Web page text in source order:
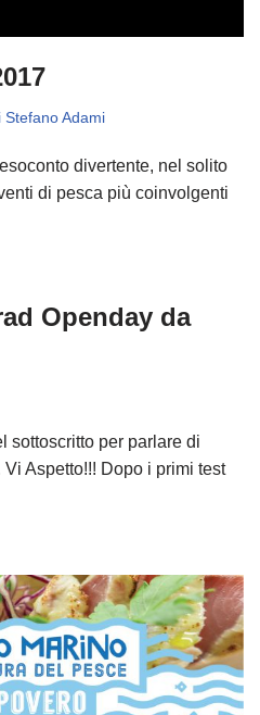
Stefano Adami
divertente, nel solito
di pesca più coinvolgenti
Openday da
sottoscritto per parlare di
Aspetto!!! Dopo i primi test